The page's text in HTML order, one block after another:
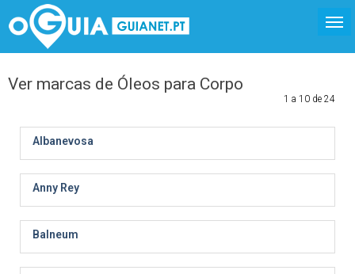
Ver marcas de Óleos para Corpo
1 a 10 de 24
Albanevosa
Anny Rey
Balneum